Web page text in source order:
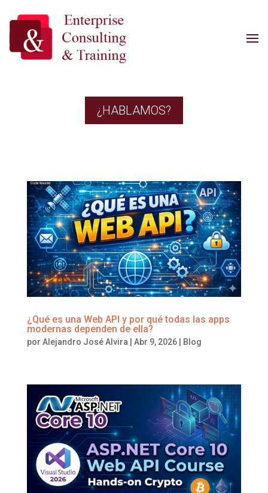
¿HABLAMOS?
¿Qué es una Web API y por qué todas las apps
modernas dependen de ella?
por Alejandro José Alvira Abr 9, 2026| Blog